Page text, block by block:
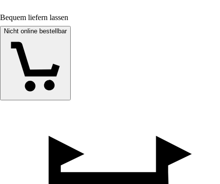
Bequem liefern lassen
Nicht online bestellbar